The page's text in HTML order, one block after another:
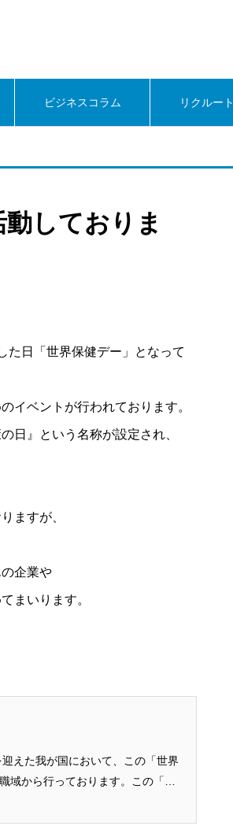
ビジネスコラム リクルート
しておりま
た日「世界保健デー」となって
イベントが行われております。
日』という名称が設定され、
ますが、
企業や
まいります。
えた我が国において、この「世界
域から行っております。この「健
する法人および個人 健康の日を